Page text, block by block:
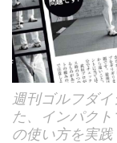
週刊ゴルフダ
た、インパク
の使い方を実践